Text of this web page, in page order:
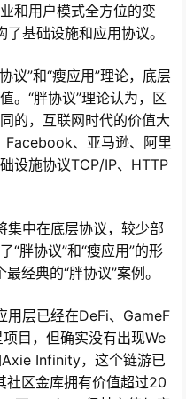
和用户模式全方位的变
基础设施和应用协议。
议”和“瘦应用”理论，底层
。“胖协议”理论认为，区
的，互联网时代的价值大
Facebook、亚马逊、阿里
设施协议TCP/IP、HTTP
集中在底层协议，较少部
“胖协议”和“瘦应用”的形
经典的“胖协议”案例。
用层已经在DeFi、GameF
目，但确实没有出现We
Infinity，这个链游已
区金库拥有价值超过20